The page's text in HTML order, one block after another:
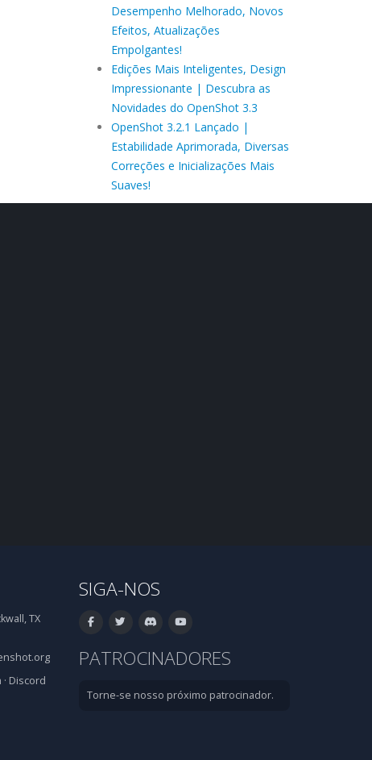
Desempenho Melhorado, Novos
Efeitos, Atualizações
Empolgantes!
Edições Mais Inteligentes, Design
Impressionante | Descubra as
Novidades do OpenShot 3.3
OpenShot 3.2.1 Lançado |
Estabilidade Aprimorada, Diversas
Correções e Inicializações Mais
Suaves!
TX
· Discord
SIGA-NOS
PATROCINADORES
Torne-se nosso próximo patrocinador.